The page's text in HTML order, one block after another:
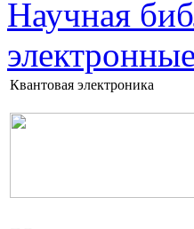
Научная
Квантовая электроника